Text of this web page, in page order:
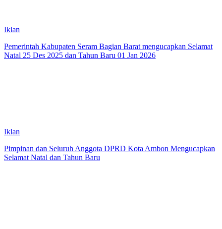
Iklan
Pemerintah Kabupaten Seram Bagian Barat mengucapkan Selamat
Natal 25 Des 2025 dan Tahun Baru 01 Jan 2026
Iklan
Pimpinan dan Seluruh Anggota DPRD Kota Ambon Mengucapkan
Selamat Natal dan Tahun Baru